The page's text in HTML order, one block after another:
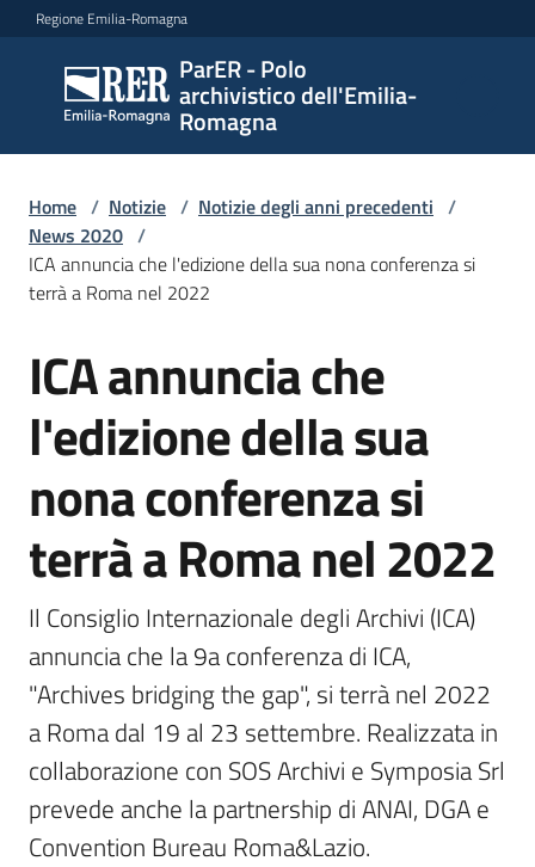
Vai al contenuto
Vai alla navigazione
Vai al footer
Regione Emilia-Romagna
ParER - Polo
archivistico dell'Emilia-
Romagna
ParER -
Polo
archivistico
Romagna
Polo
Archivio
storico
Conservazione
Argomenti
Contatti
Home / Notizie / Notizie degli anni precedenti /
News 2020 /
ICA annuncia che l'edizione della sua nona conferenza si
terrà a Roma nel 2022
Salta al contenuto
ICA annuncia che
l'edizione della sua
nona conferenza si
terrà a Roma nel 2022
Il Consiglio Internazionale degli Archivi (ICA)
annuncia che la 9a conferenza di ICA,
"Archives bridging the gap", si terrà nel 2022
a Roma dal 19 al 23 settembre. Realizzata in
collaborazione con SOS Archivi e Symposia Srl
prevede anche la partnership di ANAI, DGA e
Convention Bureau Roma&Lazio.